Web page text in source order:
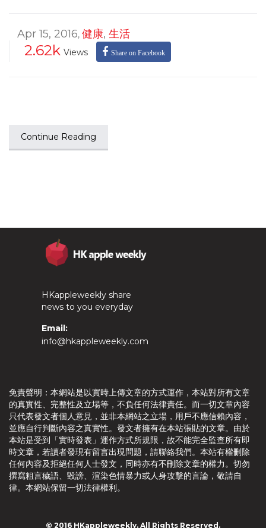
Apr 15, 2016, 健康, 生活
2.62k Views Share on Facebook
Continue Reading
HKappleweekly share
news to you everyday
Email:
info@hkappleweekly.com
免責聲明：本網站是以實時上傳文章的方式運作，本站對所有文章
的真實性、完整性及立場等，不負任何法律責任。而一切文章內容
只代表發文者個人意見，並非本網站之立場，用戶不應信賴內容，
並應自行判斷內容之真實性。發文者擁有在本站張貼的文章。由於
本站是受到「實時發表」運作方式所規限，故不能完全監查所有即
時文章，若讀者發現有留言出現問題，請聯絡我們。本站有權刪除
任何內容及拒絕任何人士發文，同時亦有不刪除文章的權力。切勿
撰寫粗言穢語、毀謗、渲染色情暴力或人身攻擊的言論，敬請自
律。本網站保留一切法律權利。
© 2016 HKappleweekly. All Rights Reserved.